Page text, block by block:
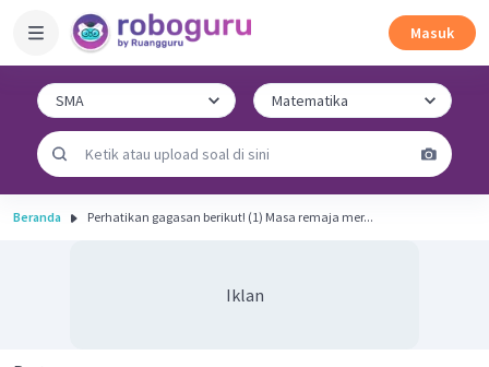
Masuk
Beranda Perhatikan gagasan berikut! (1) Masa remaja mer...
Iklan